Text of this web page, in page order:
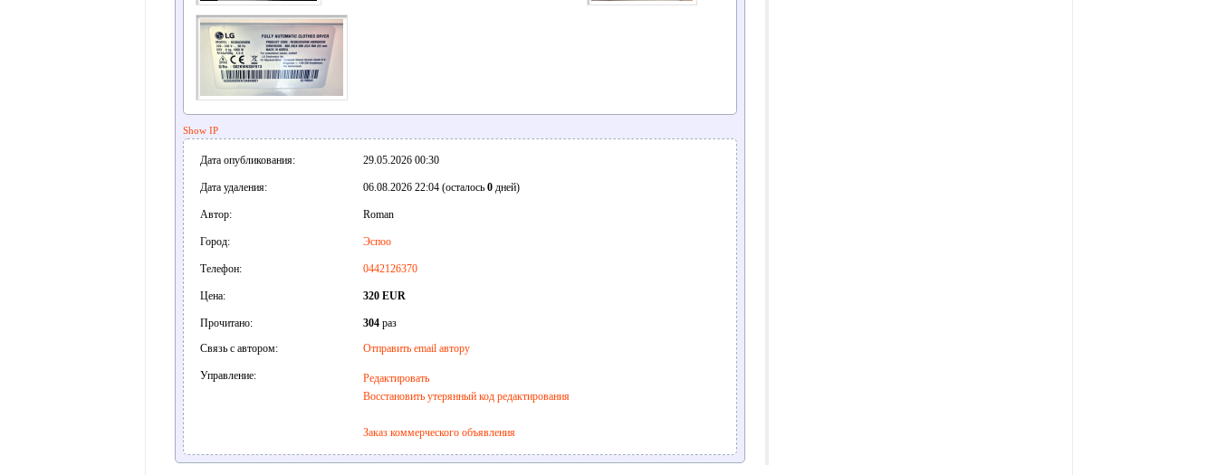
Show IP
Дата опубликования: 29.05.2026 00:30
Дата удаления: 06.08.2026 22:04 (осталось 0дней)
Автор: Roman
Город: Эспоо
Телефон: 0442126370
Цена: 320 EUR
Прочитано: 304раз
Связь с автором:
Отправить email автору
Управление:
Редактировать
Восстановить утерянный код редактирования
Заказ коммерческого объявления